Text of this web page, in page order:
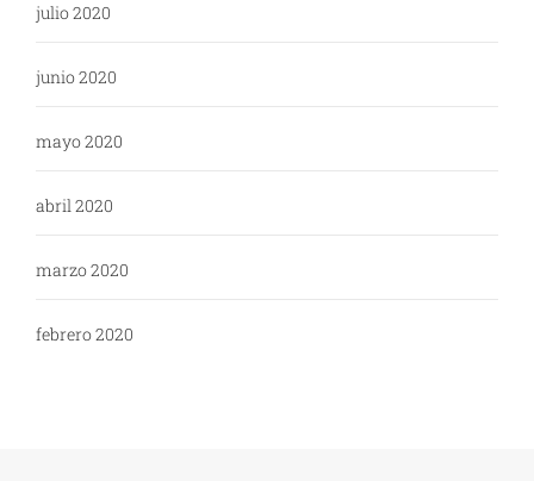
julio 2020
junio 2020
mayo 2020
abril 2020
marzo 2020
febrero 2020